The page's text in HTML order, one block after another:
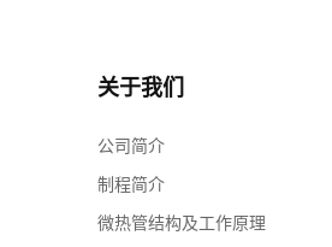
关于我们
公司简介
制程简介
微热管结构及工作原理